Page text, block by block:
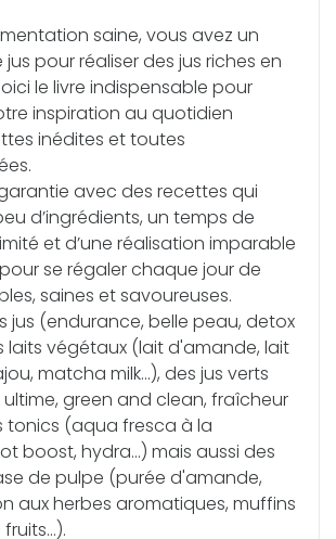
saine, vous avez un
pour réaliser des jus riches en
le livre indispensable pour
inspiration au quotidien
inédites et toutes
avec des recettes qui
d’ingrédients, un temps de
et d’une réalisation imparable
se régaler chaque jour de
saines et savoureuses.
jus (endurance, belle peau, detox
laits végétaux (lait d'amande, lait
matcha milk...), des jus verts
green and clean, fraîcheur
tonics (aqua fresca à la
boost, hydra...) mais aussi des
de pulpe (purée d'amande,
aux herbes aromatiques, muffins